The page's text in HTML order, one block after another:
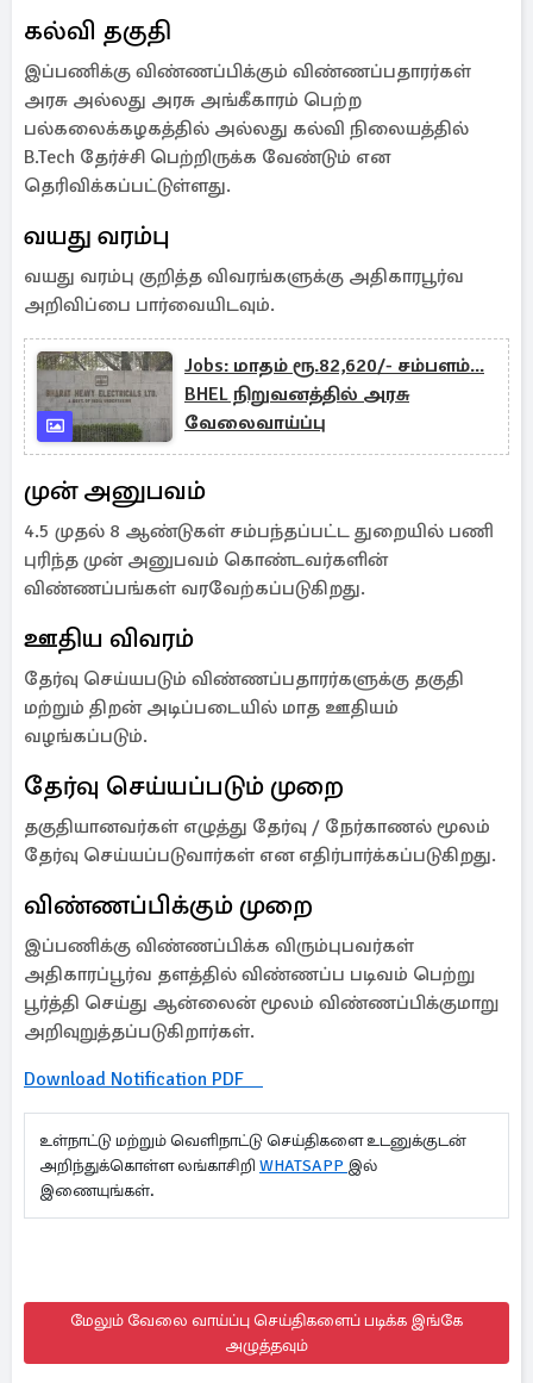
கல்வி தகுதி
இப்பணிக்கு விண்ணப்பிக்கும் விண்ணப்பதாரர்கள்
அரசு அல்லது அரசு அங்கீகாரம் பெற்ற
பல்கலைக்கழகத்தில் அல்லது கல்வி நிலையத்தில்
B.Tech தேர்ச்சி பெற்றிருக்க வேண்டும் என
தெரிவிக்கப்பட்டுள்ளது.
வயது வரம்பு
வயது வரம்பு குறித்த விவரங்களுக்கு அதிகாரபூர்வ
அறிவிப்பை பார்வையிடவும்.
Jobs: மாதம் ரூ.82,620/- சம்பளம்...
BHEL நிறுவனத்தில் அரசு
வேலைவாய்ப்பு
முன் அனுபவம்
4.5 முதல் 8 ஆண்டுகள் சம்பந்தப்பட்ட துறையில் பணி
புரிந்த முன் அனுபவம் கொண்டவர்களின்
விண்ணப்பங்கள் வரவேற்கப்படுகிறது.
ஊதிய விவரம்
தேர்வு செய்யபடும் விண்ணப்பதாரர்களுக்கு தகுதி
மற்றும் திறன் அடிப்படையில் மாத ஊதியம்
வழங்கப்படும்.
தேர்வு செய்யப்படும் முறை
தகுதியானவர்கள் எழுத்து தேர்வு / நேர்காணல் மூலம்
தேர்வு செய்யப்படுவார்கள் என எதிர்பார்க்கப்படுகிறது.
விண்ணப்பிக்கும் முறை
இப்பணிக்கு விண்ணப்பிக்க விரும்புபவர்கள்
அதிகாரப்பூர்வ தளத்தில் விண்ணப்ப படிவம் பெற்று
பூர்த்தி செய்து ஆன்லைன் மூலம் விண்ணப்பிக்குமாறு
அறிவுறுத்தப்படுகிறார்கள்.
Download Notification PDF
உள்நாட்டு மற்றும் வெளிநாட்டு செய்திகளை உடனுக்குடன்
அறிந்துக்கொள்ள லங்காசிறி WHATSAPP இல்
இணையுங்கள்.
மேலும் வேலை வாய்ப்பு செய்திகளைப் படிக்க இங்கே
அழுத்தவும்